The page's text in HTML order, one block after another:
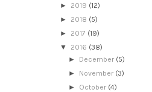
► 2019 (12)
► 2018 (5)
► 2017 (19)
▼ 2016 (38)
► December (5)
► November (3)
► October (4)